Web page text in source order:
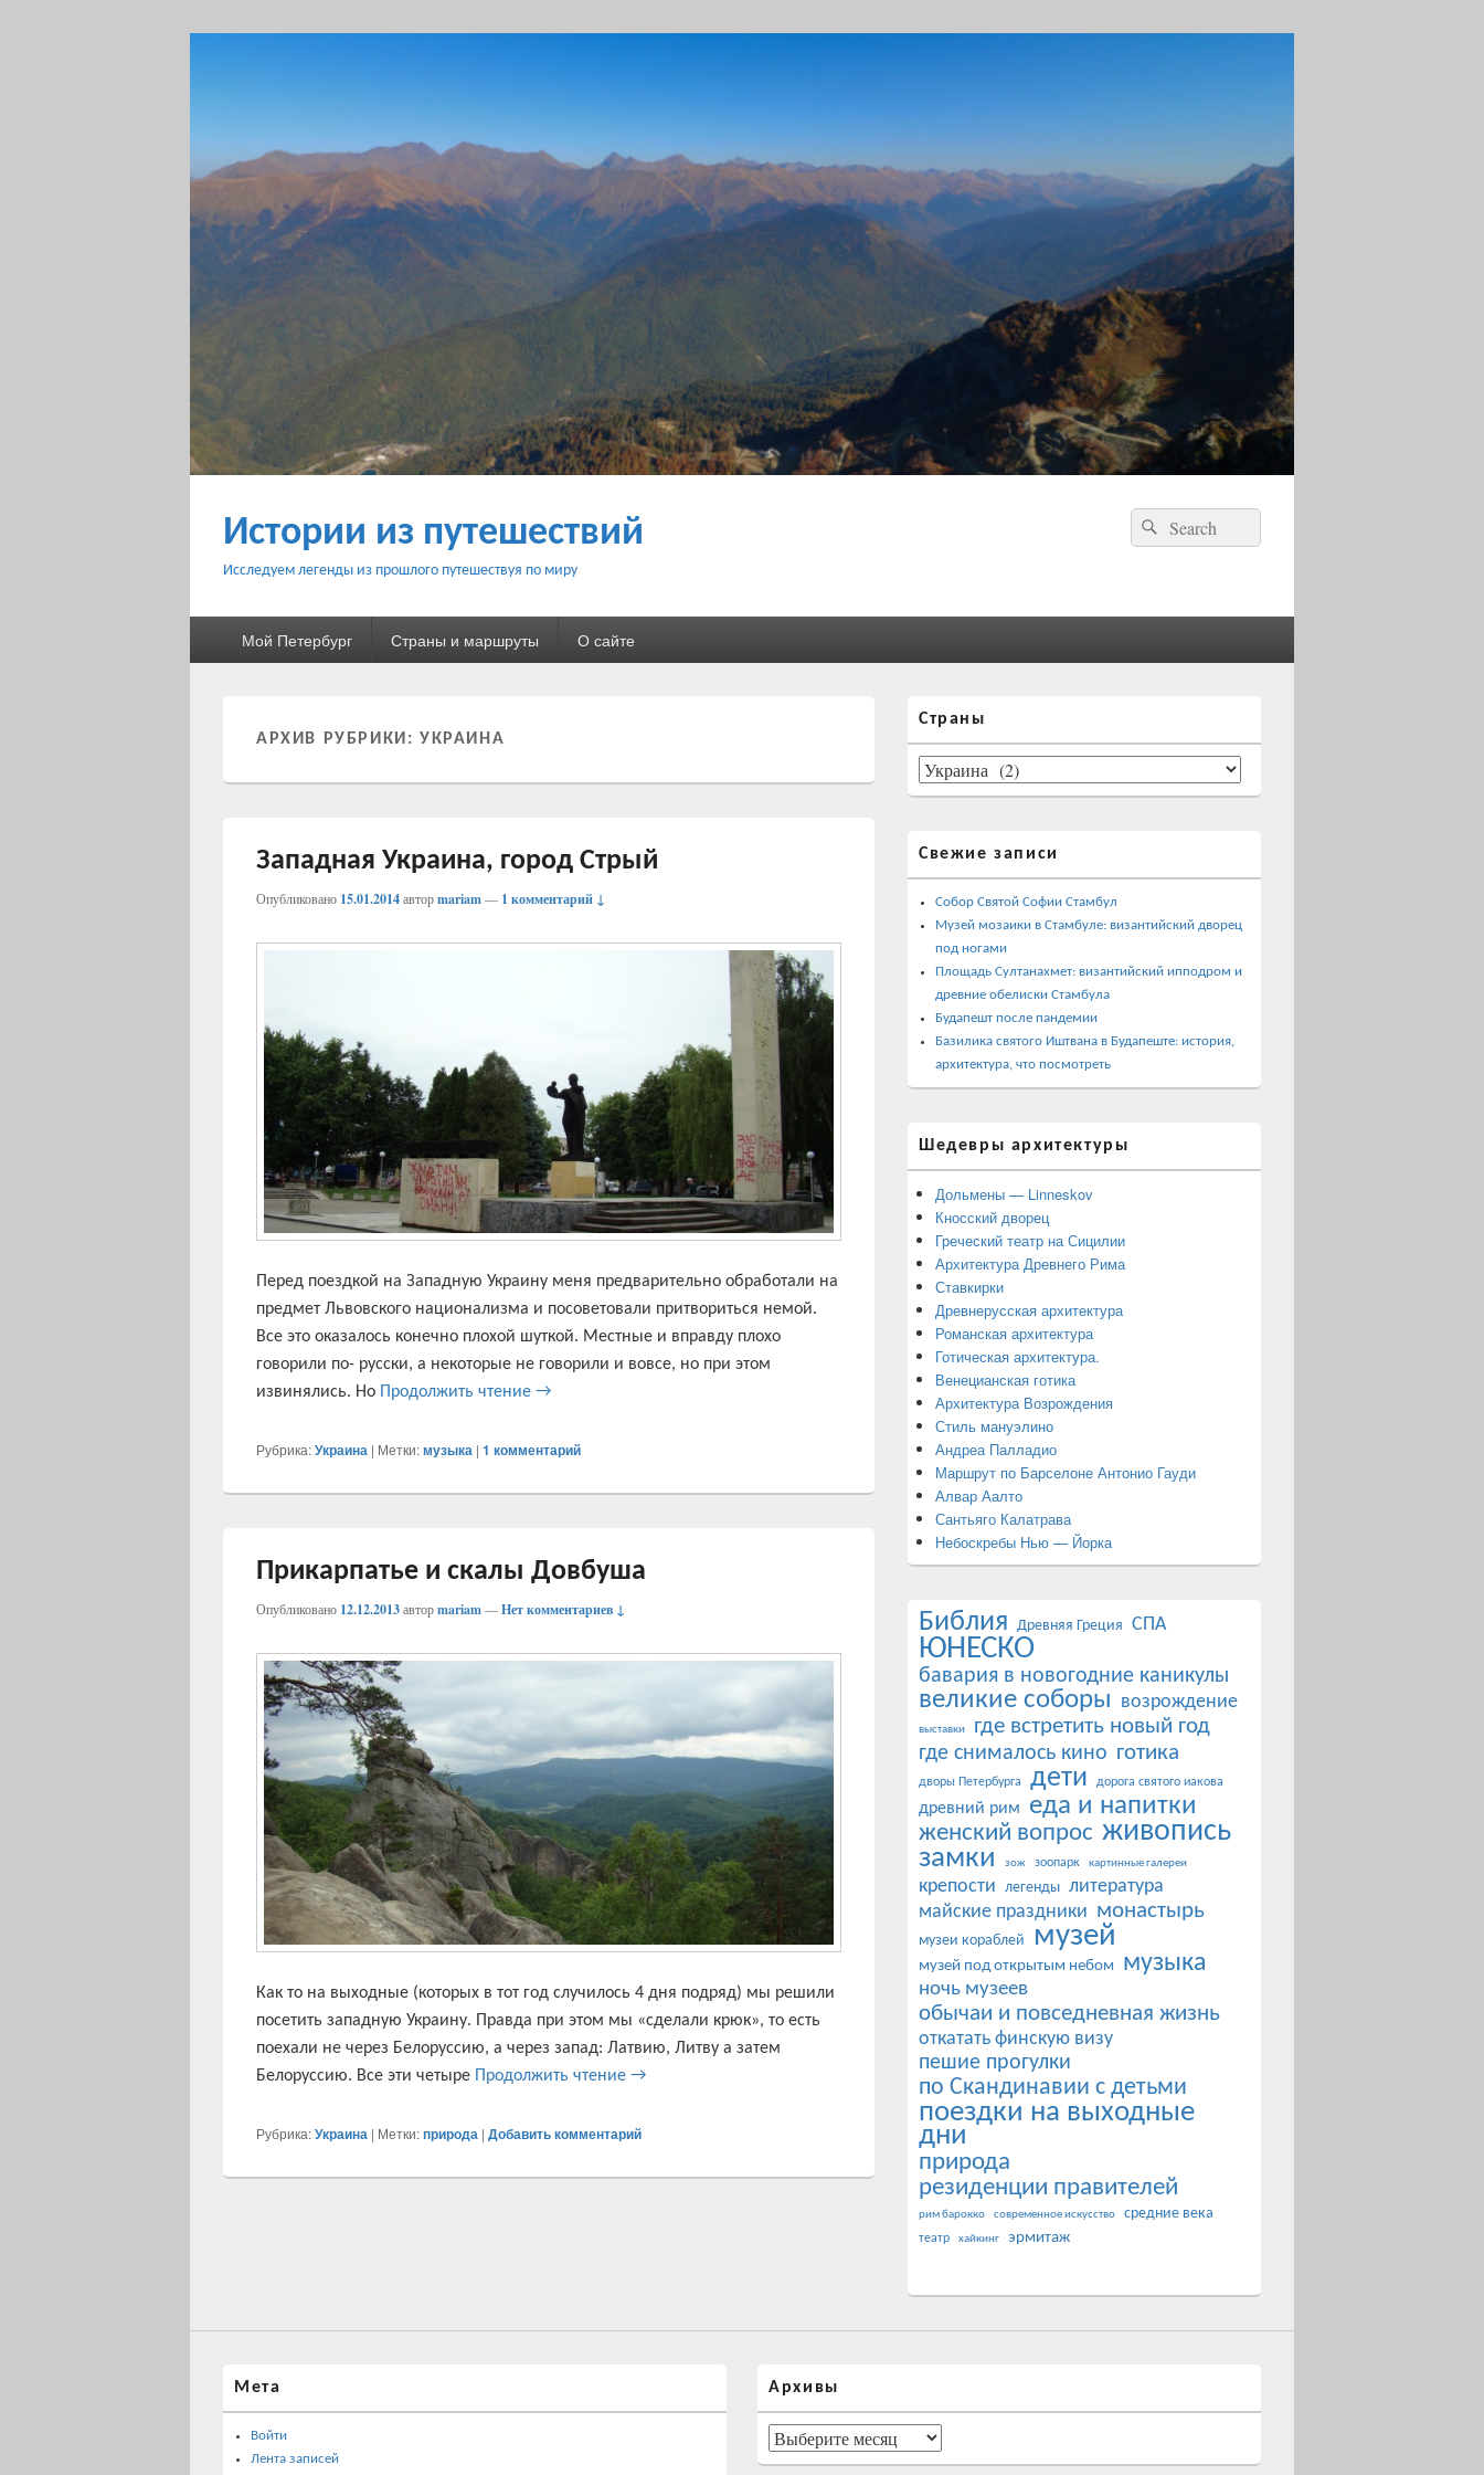
Истории из путешествий
Исследуем легенды из прошлого путешествуя по миру
Найти:Поиск
Мой Петербург Страны и маршруты О сайте
АРХИВ РУБРИКИ: УКРАИНА
Западная Украина, город Стрый
Опубликовано 15.01.2014авторmariam— 1 комментарий ↓
Перед поездкой на Западную Украину меня предварительно обработали на
предмет Львовского национализма и посоветовали притвориться немой.
Все это оказалось конечно плохой шуткой. Местные и вправду плохо
говорили по- русски, а некоторые не говорили и вовсе, но при этом
извинялись. Но
Продолжить чтение Западная Украина, город Стрый
→
Рубрика:Украина | Метки:музыка | 1 комментарий
Прикарпатье и скалы Довбуша
Опубликовано 12.12.2013авторmariam—Нет комментариев ↓
Как то на выходные (которых в тот год случилось 4 дня подряд) мы решили
посетить западную Украину. Правда при этом мы «сделали крюк», то есть
поехали не через Белоруссию, а через запад: Латвию, Литву а затем
Белоруссию. Все эти четыре Продолжить чтение Прикарпатье и скалы Довбуша
→
Рубрика:Украина | Метки:природа | Добавить комментарий
основной
боковой
панели
Страны
Страны
Свежие записи
Собор Святой Софии Стамбул
Музей мозаики в Стамбуле: византийский дворец
под ногами
Площадь Султанахмет: византийский ипподром и
древние обелиски Стамбула
Будапешт после пандемии
Базилика святого Иштвана в Будапеште: история,
архитектура, что посмотреть
Шедевры архитектуры
Дольмены — Linneskov
Кносский дворец
Греческий театр на Сицилии
Архитектура Древнего Рима
Ставкирки
Древнерусская архитектура
Романская архитектура
Готическая архитектура.
Венецианская готика
Архитектура Возрождения
Стиль мануэлино
Андреа Палладио
Маршрут по Барселоне Антонио Гауди
Алвар Аалто
Сантьяго Калатрава
Небоскребы Нью — Йорка
Библия Древняя Греция СПА
ЮНЕСКО
бавария в новогодние каникулы
великие соборы возрождение
выставки где встретить новый год
где снималось кино готика
дворы Петербурга дети дорога святого иакова
древний рим еда и напитки
женский вопрос живопись
замки
зож зоопарк картинные галереи
крепости легенды литература
майские праздники монастырь
музеи кораблей музей
музей под открытым небом музыка
ночь музеев
обычаи и повседневная жизнь
откатать финскую визу
пешие прогулки
по Скандинавии с детьми
поездки на выходные
дни
природа
резиденции правителей
рим барокко современное искусство средние века
театр хайкинг эрмитаж
Мета
Войти
Лента записей
Архивы
Архивы